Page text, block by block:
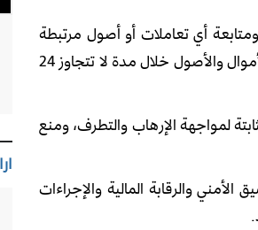
أي تعاملات أو أصول مرتبطة
بالأسماء والكيانات المدرجة، مع اتخاذ إجراءات قانونية عاجلة تشمل تجميد الأموال والأصول خلال مدة لا تتجاوز 24
لمواجهة الإرهاب والتطرف، ومنع
والرقابة المالية والإجراءات